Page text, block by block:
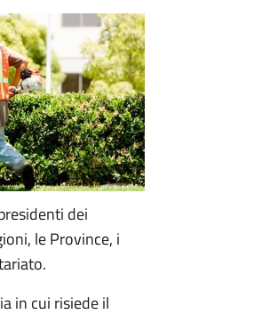
dei
le Province, i
in cui risiede il